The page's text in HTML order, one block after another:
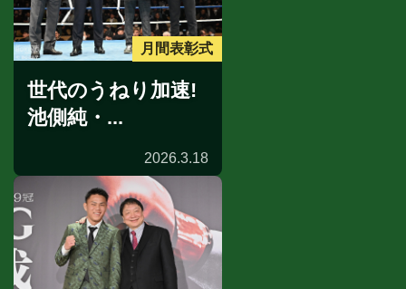
月間表彰式
世代のうねり加速!
池側純・...
2026.3.18